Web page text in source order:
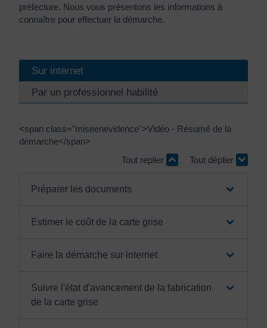
préfecture. Nous vous présentons les informations à
connaître pour effectuer la démarche.
Sur internet
Par un professionnel habilité
<span class="miseenevidence">Vidéo - Résumé de la
démarche</span>
Tout replier
Tout déplier
Préparer les documents
Estimer le coût de la carte grise
Faire la démarche sur internet
Suivre l'état d'avancement de la fabrication
de la carte grise